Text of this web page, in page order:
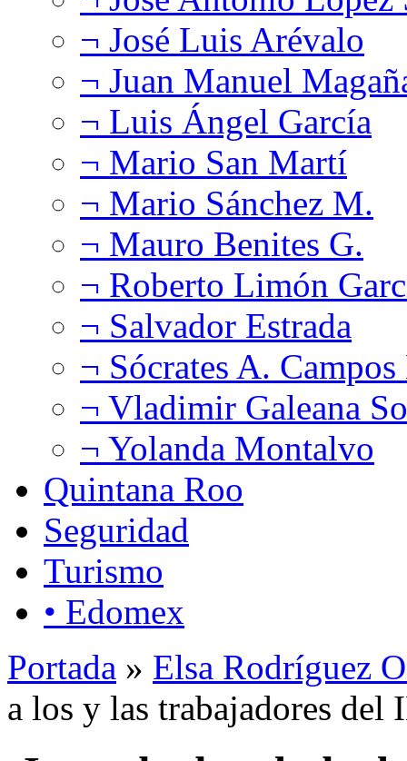
¬ José Luis Arévalo
¬ Juan Manuel
¬ Luis Ángel García
¬ Mario San Martí
¬ Mario Sánchez M.
¬ Mauro Benites G.
¬ Roberto Limón
¬ Salvador Estrada
¬ Sócrates A.
¬ Vladimir Galeana
¬ Yolanda Montalvo
Quintana Roo
Seguridad
Turismo
• Edomex
Portada » Elsa Rodríguez
a los y las trabajadores del